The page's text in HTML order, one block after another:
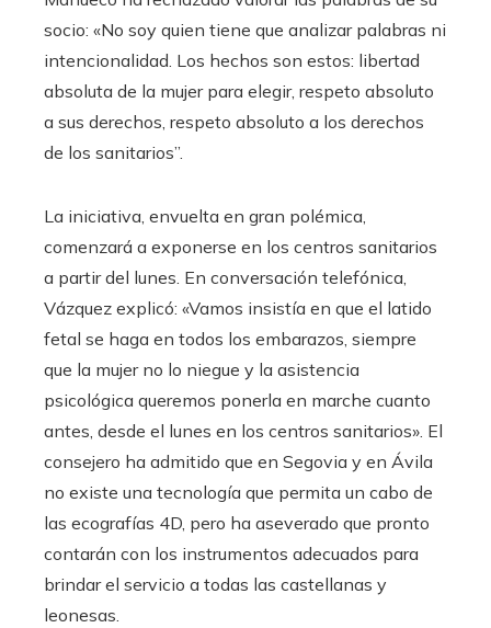
socio: «No soy quien tiene que analizar palabras ni
intencionalidad. Los hechos son estos: libertad
absoluta de la mujer para elegir, respeto absoluto
a sus derechos, respeto absoluto a los derechos
de los sanitarios”.
La iniciativa, envuelta en gran polémica,
comenzará a exponerse en los centros sanitarios
a partir del lunes. En conversación telefónica,
Vázquez explicó: «Vamos insistía en que el latido
fetal se haga en todos los embarazos, siempre
que la mujer no lo niegue y la asistencia
psicológica queremos ponerla en marche cuanto
antes, desde el lunes en los centros sanitarios». El
consejero ha admitido que en Segovia y en Ávila
no existe una tecnología que permita un cabo de
las ecografías 4D, pero ha aseverado que pronto
contarán con los instrumentos adecuados para
brindar el servicio a todas las castellanas y
leonesas.